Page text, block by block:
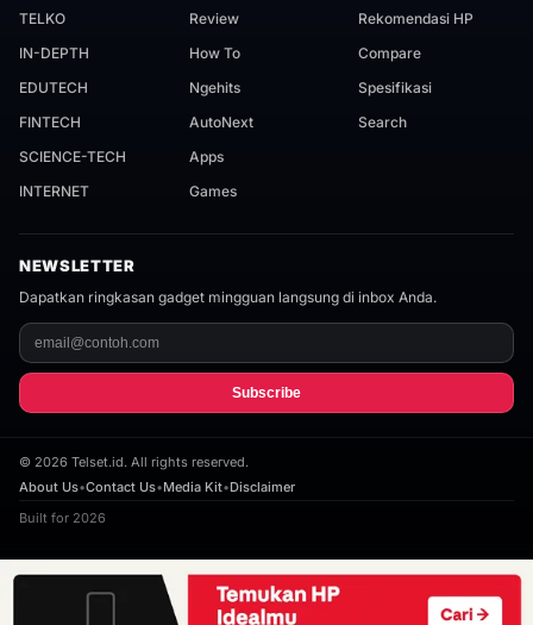
TELKO
IN-DEPTH
EDUTECH
FINTECH
SCIENCE-TECH
INTERNET
Review
How To
Ngehits
AutoNext
Apps
Games
Rekomendasi HP
Compare
Spesifikasi
Search
NEWSLETTER
Dapatkan ringkasan gadget mingguan langsung di inbox Anda.
Subscribe
© 2026 Telset.id. All rights reserved.
About Us•Contact Us•Media Kit•Disclaimer
Built for 2026